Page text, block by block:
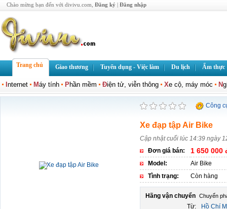
Chào mừng bạn đến với divivu.com, Đăng ký | Đăng nhập
Trang chủ Giao thương Tuyển dụng - Việc làm Du lịch Ẩm thực
nternet Máy tính Phần mềm Điện tử, viễn thông Xe cộ, máy móc N
Công
Xe đạp tập Air Bike
Cập nhật cuối lúc 14:39 ngày
Đơn giá bán:
1 650 000
Model:
Air Bike
Tình trạng:
Còn hàng
Hãng vận chuyển
Từ:
Hồ Chí